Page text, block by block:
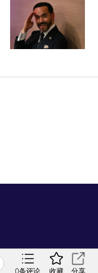
0条评论 收藏 分享